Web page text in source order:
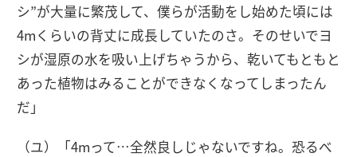
シ”が大量に繁茂して、僕らが活動をし始めた頃には
4mくらいの背丈に成長していたのさ。そのせいでヨ
シが湿原の水を吸い上げちゃうから、乾いてもともと
あった植物はみることができなくなってしまったん
だ」
（ユ）「4mって…全然良しじゃないですね。恐るべ